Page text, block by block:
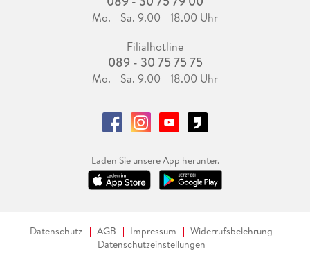
Mo. - Sa. 9.00 - 18.00 Uhr
Filialhotline
089 - 30 75 75 75
Mo. - Sa. 9.00 - 18.00 Uhr
Laden Sie unsere App herunter.
Datenschutz AGB Impressum
Widerrufsbelehrung
Datenschutzeinstellungen